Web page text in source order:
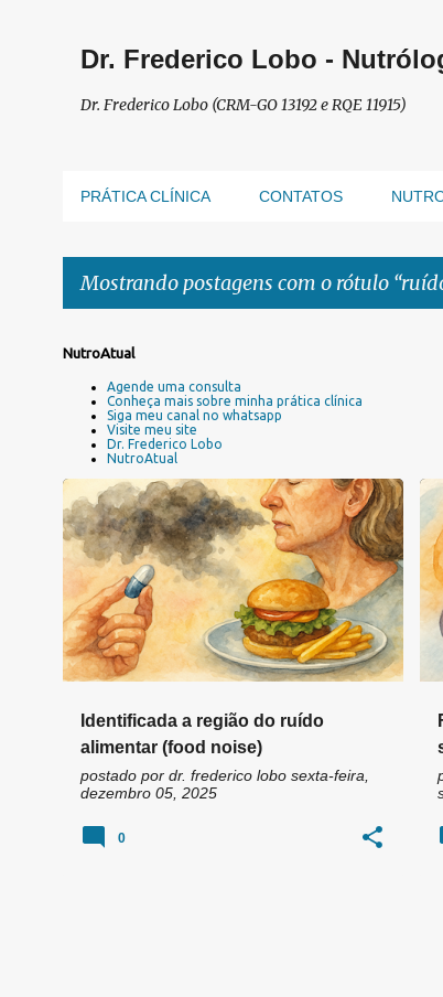
Dr. Frederico Lobo -
Dr. Frederico Lobo (CRM-GO 13192 e RQE 11915)
PRÁTICA CLÍNICA CONTATOS
Mostrando postagens com o rótulo
P
n
s
NutroAtual
Agende uma consulta
Conheça mais sobre minha prática clínica
Siga meu canal no whatsapp
Visite meu site
Dr. Frederico Lobo
NutroAtual
Identificada a região do ruído
alimentar (food noise)
postado por dr. frederico lobo sexta-feira,
dezembro 05, 2025
COMPULSÃO +3
0